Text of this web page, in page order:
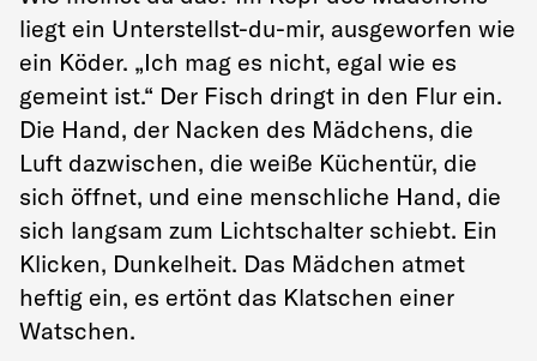
liegt ein Unterstellst-du-mir, ausgeworfen wie
ein Köder. „Ich mag es nicht, egal wie es
gemeint ist.“ Der Fisch dringt in den Flur ein.
Die Hand, der Nacken des Mädchens, die
Luft dazwischen, die weiße Küchentür, die
sich öffnet, und eine menschliche Hand, die
sich langsam zum Lichtschalter schiebt. Ein
Klicken, Dunkelheit. Das Mädchen atmet
heftig ein, es ertönt das Klatschen einer
Watschen.